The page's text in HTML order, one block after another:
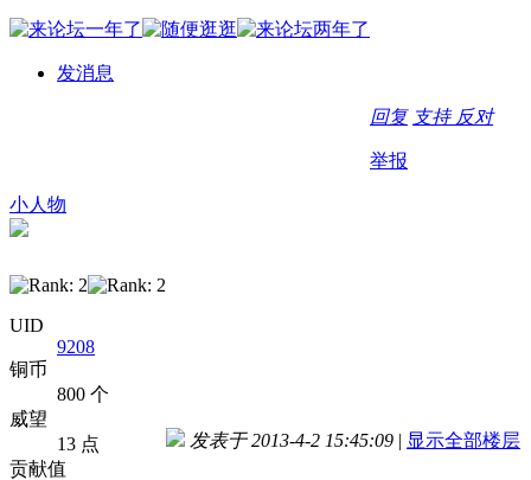
发消息
回复 支持 反对
举报
小人物
UID
9208
铜币
800 个
威望
13 点
贡献值
发表于 2013-4-2 15:45:09 | 显示全部楼层